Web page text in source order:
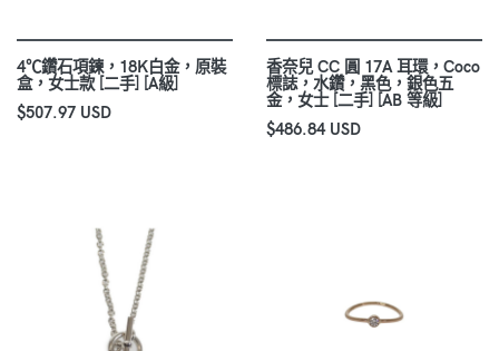
4℃鑽石項鍊，18K白金，原裝
盒，女士款 [二手] [A級]
$507.97 USD
香奈兒 CC 圓 17A 耳環，Coco
標誌，水鑽，黑色，銀色五
金，女士 [二手] [AB 等級]
$486.84 USD